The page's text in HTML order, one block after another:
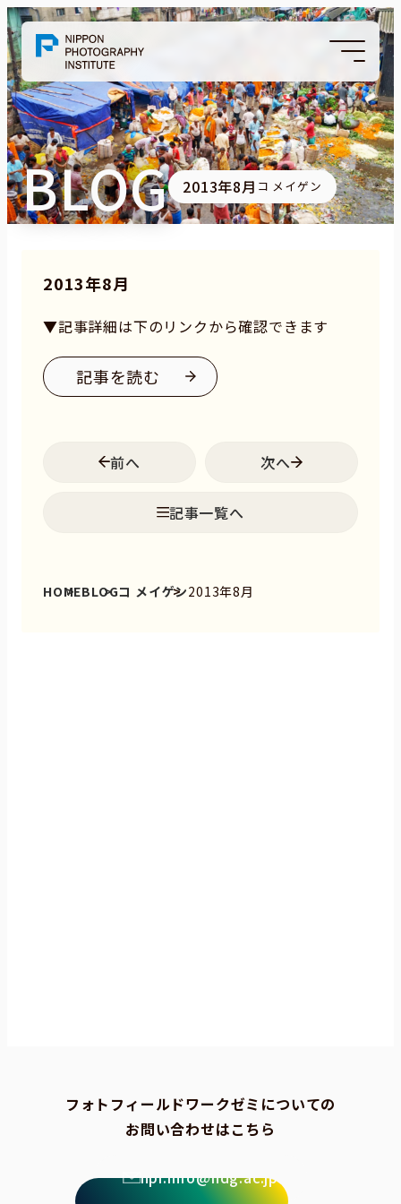
BLOG 2013年8月 コ メイゲン
2013年8月
▼記事詳細は下のリンクから確認できます
記事を読む
前へ
記事一覧へ
次へ
HOMEBLOGコ メイゲン2013年8月
フォトフィールドワークゼミについての
お問い合わせはこちら
npi.info@ndg.ac.jp